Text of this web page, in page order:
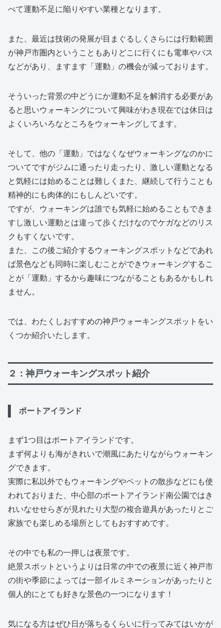
べて運動不足に陥りやすい業種となります。
また、最近は技術の発展が目まぐるしくさらには行動範囲
が神戸市圏内ということもありどこに行くにも電車やバス
などがあり、ますます「運動」の機会が減っております。
そういった背景の中どうにか運動不足を解消する必要があ
ると思いウォーキングについて興味がわき現在では休日は
よくいろいろなところをウォーキングしてます。
そして、他の「運動」ではなくなぜウォーキングなのかに
ついてですがジムに通ったり走ったり、激しい運動となる
と気軽には始めることは難しくまた、継続して行うことも
精神的にも肉体的にもしんどいです。
ですが、ウォーキングは誰でも気軽に始めることもできま
すし激しい運動とは違って歩くだけなのでケガなどのリス
クもすくないです。
また、この後ご紹介するウォーキングスポットなどであれ
ば景色なども同時に楽しむことができウォーキングするこ
とが「運動」するから趣味につながることもあるかもしれ
ません。
では、わたくしおすすめの神戸ウォーキングスポットをい
くつか紹介いたします。
２：神戸ウォーキングスポット紹介
ポートアイランド
まず1つ目はポートアイランドです。
まず何よりも海がきれいで潮風にあたりながらウォーキン
グできます。
実際に私以外でもウォーキングやペットの散歩などにも使
われておりまた、中心部のポートアイランド南公園ではき
れいなせせらぎが見れたり大型の複合遊具があったりとご
家族でも楽しめる場所としてもおすすめです。
その中でも私の一押しは夜景です。
絶景スポットというよりは日常の中での夜景に近く神戸市
の街や季節によっては一部イルミネーションがあったりと
個人的にとても好きな景色の一つになります！
気になる方はぜひ日が落ちるくらいに行ってみてはいかが